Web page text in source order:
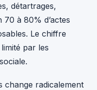
détartrages,
à 80% d’actes
Le chiffre
par les
change radicalement